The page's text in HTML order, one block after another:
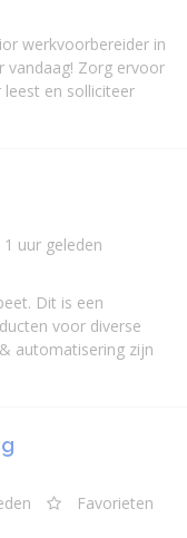
werkvoorbereider in
vandaag! Zorg ervoor
en solliciteer
1 uur geleden
Dit is een
voor diverse
automatisering zijn
Favorieten